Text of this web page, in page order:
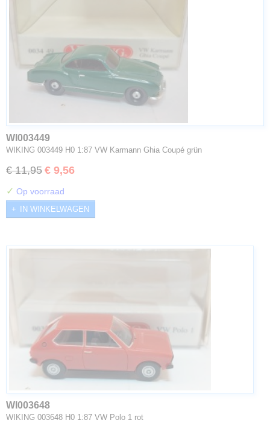
WI003449
WIKING 003449 H0 1:87 VW Karmann Ghia Coupé grün
€ 11,95 € 9,56
✓ Op voorraad
IN WINKELWAGEN
WI003648
WIKING 003648 H0 1:87 VW Polo 1 rot